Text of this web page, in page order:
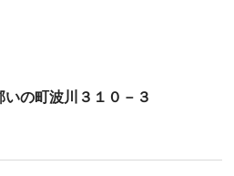
の町波川３１０－３